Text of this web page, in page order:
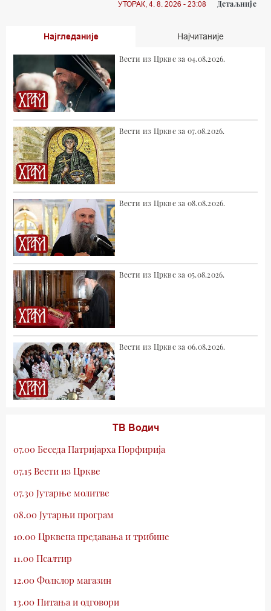
УТОРАК, 4. 8. 2026 - 23:08 Детаљније
Најгледаније Најчитаније
Вести из Цркве за 04.08.2026.
Вести из Цркве за 07.08.2026.
Вести из Цркве за 08.08.2026.
Вести из Цркве за 05.08.2026.
Вести из Цркве за 06.08.2026.
ТВ Водич
07.00 Беседа Патријарха Порфирија
07.15 Вести из Цркве
07.30 Јутарње молитве
08.00 Јутарњи програм
10.00 Црквена предавања и трибине
11.00 Псалтир
12.00 Фолклор магазин
13.00 Питања и одговори